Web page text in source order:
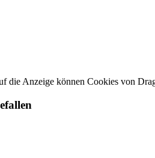
die Anzeige können Cookies von